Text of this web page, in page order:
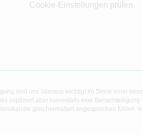
Cookie-Einstellungen prüfen
sind uns überaus wichtig! Im Sinne einer
impliziert aber keinesfalls eine
gleichermaßen angesprochen